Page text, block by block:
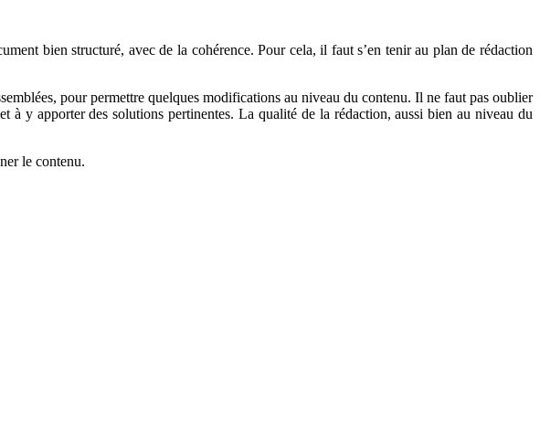
bien structuré, avec de la cohérence. Pour cela, il faut s’en tenir au plan de rédaction
pour permettre quelques modifications au niveau du contenu. Il ne faut pas oublier
à y apporter des solutions pertinentes. La qualité de la rédaction, aussi bien au niveau du
le contenu.